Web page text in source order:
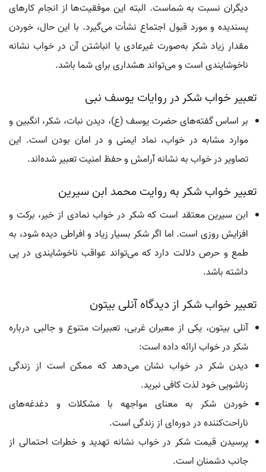
دیگران نسبت به شماست. البته این موفقیت‌ها از انجام کارهای
پسندیده و مورد قبول اجتماع نشأت می‌گیرد. با این حال، خوردن
مقدار زیاد شکر به‌صورت غیرعادی یا انباشتن آن در خواب نشانه
ناخوشایندی است و می‌تواند هشداری برای شما باشد.
تعبیر خواب شکر در روایات یوسف نبی
بر اساس گفته‌های حضرت یوسف (ع)، دیدن نبات، شکر، انگبین و
موارد مشابه در خواب، نماد ایمنی و در امان بودن است. این
تصاویر در خواب به نشانه آرامش و حفظ امنیت تعبیر شده‌اند.
تعبیر خواب شکر به روایت محمد ابن سیرین
ابن سیرین معتقد است که شکر در خواب نمادی از خیر، برکت و
افزایش روزی است. اما اگر شکر بسیار زیاد و افراطی دیده شود، به
طمع و حرص دلالت دارد که می‌تواند عواقب ناخوشایندی در پی
داشته باشد.
تعبیر خواب شکر از دیدگاه آنلی بیتون
آنلی بیتون، یکی از معبران غربی، تعبیرات متنوع و جالبی درباره
شکر در خواب ارائه داده است:
دیدن شکر در خواب نشان می‌دهد که ممکن است از زندگی
زناشویی خود لذت کافی نبرید.
خوردن شکر به معنای مواجهه با مشکلات و دغدغه‌های
ناراحت‌کننده در دوره‌ای از زندگی است.
پرسیدن قیمت شکر در خواب نشانه تهدید و خطرات احتمالی از
جانب دشمنان است.